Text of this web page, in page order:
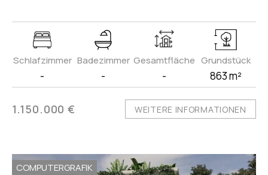
Schlafzimmer
-
Badezimmer
-
Gesamtfläche
-
Grundstück
863 m²
1.150.000 € WEITERE INFORMATIONEN
COMPUTERGRAFIK